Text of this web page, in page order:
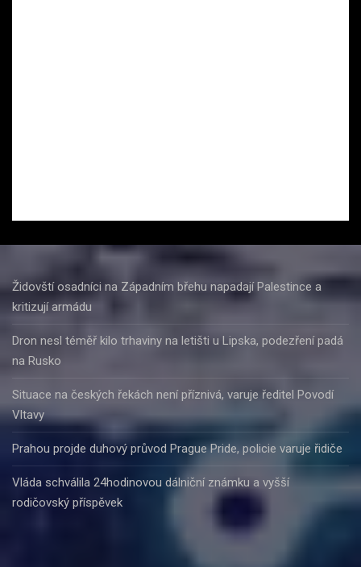
Židovští osadníci na Západním břehu napadají Palestince a
kritizují armádu
Dron nesl téměř kilo trhaviny na letišti u Lipska, podezření padá
na Rusko
Situace na českých řekách není příznivá, varuje ředitel Povodí
Vltavy
Prahou projde duhový průvod Prague Pride, policie varuje řidiče
Vláda schválila 24hodinovou dálniční známku a vyšší
rodičovský příspěvek